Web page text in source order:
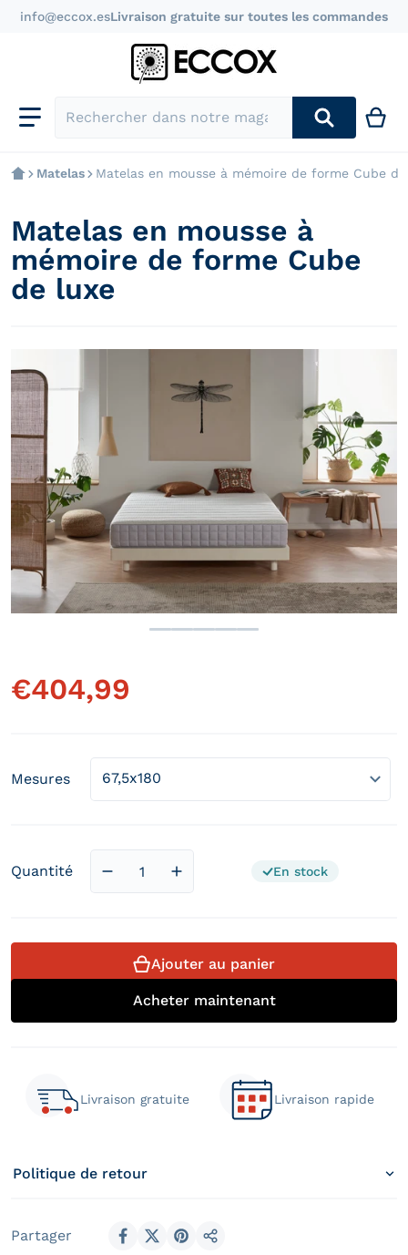
info@eccox.esLivraison gratuite sur toutes les commandes
Rechercher dans notre magasin
Matelas Matelas en mousse à mémoire de forme Cube
Ouvrir le média 1 en vue
Matelas en mousse à
mémoire de forme Cube
de luxe
€404,99
Mesures
Quantité
Diminuer la quantité pour Matelas en
Augmenter la quantité pour
En stock
Ajouter au panier
Acheter maintenant
Livraison gratuite Livraison rapide
Politique de retour
Partager
Partager sur Facebook
Partager sur X
Épingler sur Pinterest
Partager